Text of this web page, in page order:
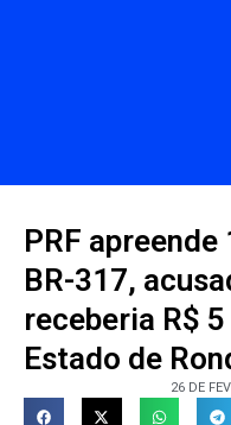
PRF
BR-317,
receberia R$
Estado de
26 DE